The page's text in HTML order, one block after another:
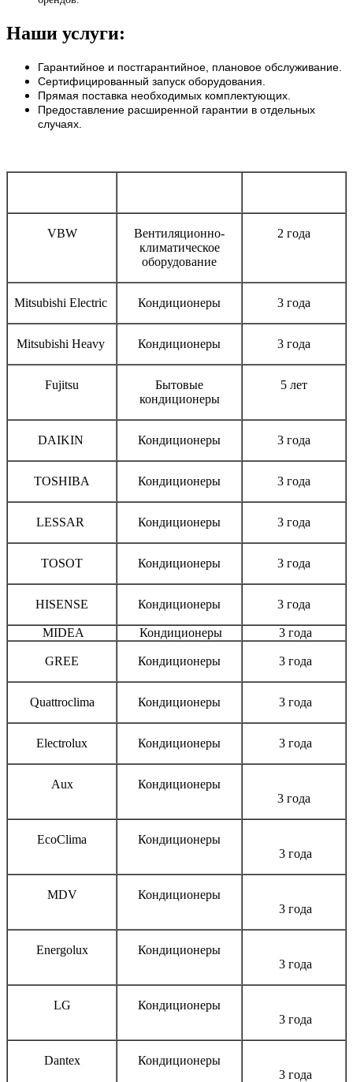
Наши услуги:
Гарантийное и постгарантийное, плановое обслуживание.
Сертифицированный запуск оборудования.
Прямая поставка необходимых комплектующих.
Предоставление расширенной гарантии в отдельных
случаях.
VBW
Вентиляционно-
климатическое
оборудование
2 года
Mitsubishi Electric Кондиционеры 3 года
Mitsubishi Heavy Кондиционеры 3 года
Fujitsu
Бытовые
кондиционеры
5 лет
DAIKIN Кондиционеры 3 года
TOSHIBA Кондиционеры 3 года
LESSAR Кондиционеры 3 года
TOSOT Кондиционеры 3 года
HISENSE Кондиционеры 3 года
MIDEA Кондиционеры 3 года
GREE Кондиционеры 3 года
Quattroclima Кондиционеры 3 года
Electrolux Кондиционеры 3 года
Aux
Кондиционеры
3 года
EcoClima
Кондиционеры
3 года
MDV
Кондиционеры
3 года
Energolux
Кондиционеры
3 года
LG
Кондиционеры
3 года
Dantex
Кондиционеры
3 года